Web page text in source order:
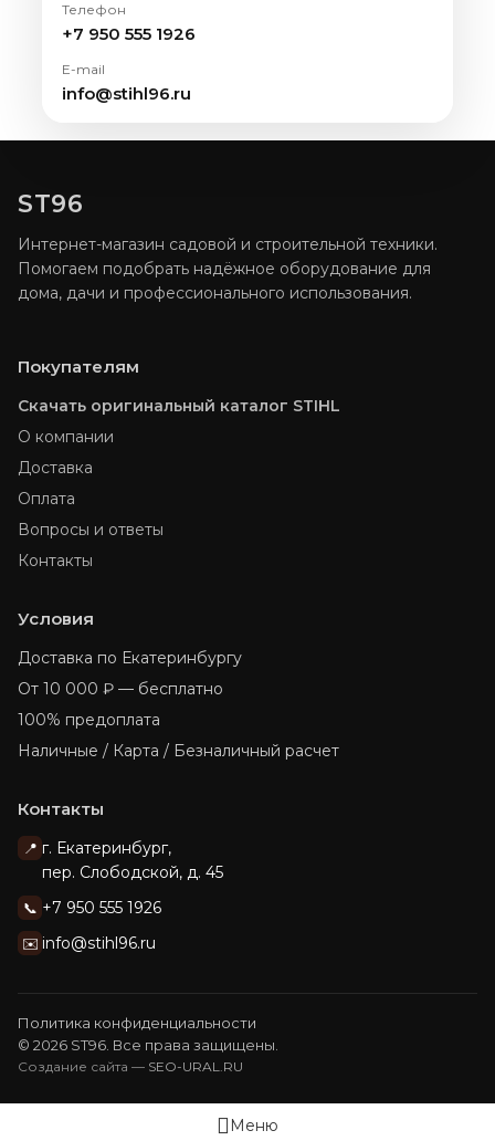
Телефон
+7 950 555 1926
E-mail
info@stihl96.ru
ST96
Интернет-магазин садовой и строительной техники.
Помогаем подобрать надёжное оборудование для
дома, дачи и профессионального использования.
Покупателям
Скачать оригинальный каталог STIHL
О компании
Доставка
Оплата
Вопросы и ответы
Контакты
Условия
Доставка по Екатеринбургу
От 10 000 ₽ — бесплатно
100% предоплата
Наличные / Карта / Безналичный расчет
Контакты
📍 г. Екатеринбург,
пер. Слободской, д. 45
📞 +7 950 555 1926
✉️ info@stihl96.ru
Политика конфиденциальности
© 2026 ST96. Все права защищены.
Создание сайта — SEO-URAL.RU
Меню